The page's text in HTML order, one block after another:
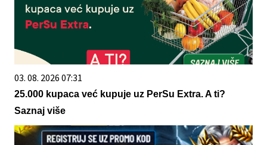
03. 08. 2026 07:31
25.000 kupaca već kupuje uz PerSu Extra. A ti?
Saznaj više